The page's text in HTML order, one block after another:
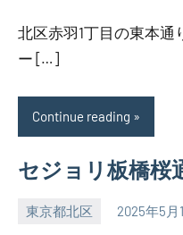
北区赤羽1丁目の東本通
ー […]
Continue reading
セジョリ板橋桜
東京都北区 2025年5月
SEZIMO